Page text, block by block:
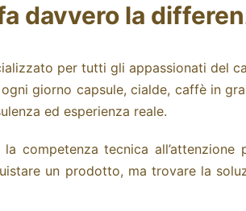
davvero la
per tutti gli appassionati del
giorno capsule, cialde, caffè in
ed esperienza reale.
competenza tecnica
un prodotto, ma trovare la